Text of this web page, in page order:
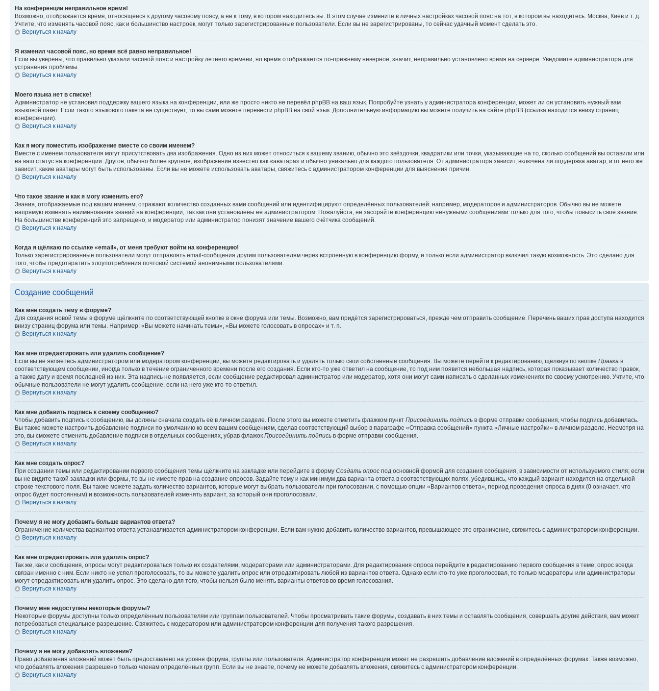
На конференции неправильное время!
Возможно, отображается время, относящееся к другому часовому поясу, а не к тому, в котором находитесь вы. В этом случае измените в личных настройках часовой пояс на тот, в котором вы находитесь: Москва, Киев и т. д.
Учтите, что изменять часовой пояс, как и большинство настроек, могут только зарегистрированные пользователи. Если вы не зарегистрированы, то сейчас удачный момент сделать это.
Вернуться к началу
Я изменил часовой пояс, но время всё равно неправильное!
Если вы уверены, что правильно указали часовой пояс и настройку летнего времени, но время отображается по-прежнему неверное, значит, неправильно установлено время на сервере. Уведомите администратора для
устранения проблемы.
Вернуться к началу
Моего языка нет в списке!
Администратор не установил поддержку вашего языка на конференции, или же просто никто не перевёл phpBB на ваш язык. Попробуйте узнать у администратора конференции, может ли он установить нужный вам
языковой пакет. Если такого языкового пакета не существует, то вы сами можете перевести phpBB на свой язык. Дополнительную информацию вы можете получить на сайте phpBB (ссылка находится внизу страниц
конференции).
Вернуться к началу
Как я могу поместить изображение вместе со своим именем?
Вместе с именем пользователя могут присутствовать два изображения. Одно из них может относиться к вашему званию, обычно это звёздочки, квадратики или точки, указывающие на то, сколько сообщений вы оставили или
на ваш статус на конференции. Другое, обычно более крупное, изображение известно как «аватара» и обычно уникально для каждого пользователя. От администратора зависит, включена ли поддержка аватар, и от него же
зависит, какие аватары могут быть использованы. Если вы не можете использовать аватары, свяжитесь с администратором конференции для выяснения причин.
Вернуться к началу
Что такое звание и как я могу изменить его?
Звания, отображаемые под вашим именем, отражают количество созданных вами сообщений или идентифицируют определённых пользователей: например, модераторов и администраторов. Обычно вы не можете
напрямую изменять наименования званий на конференции, так как они установлены её администратором. Пожалуйста, не засоряйте конференцию ненужными сообщениями только для того, чтобы повысить своё звание.
На большинстве конференций это запрещено, и модератор или администратор понизят значение вашего счётчика сообщений.
Вернуться к началу
Когда я щёлкаю по ссылке «email», от меня требуют войти на конференцию!
Только зарегистрированные пользователи могут отправлять email-сообщения другим пользователям через встроенную в конференцию форму, и только если администратор включил такую возможность. Это сделано для
того, чтобы предотвратить злоупотребления почтовой системой анонимными пользователями.
Вернуться к началу
Создание сообщений
Как мне создать тему в форуме?
Для создания новой темы в форуме щёлкните по соответствующей кнопке в окне форума или темы. Возможно, вам придётся зарегистрироваться, прежде чем отправить сообщение. Перечень ваших прав доступа находится
внизу страниц форума или темы. Например: «Вы можете начинать темы», «Вы можете голосовать в опросах» и т. п.
Вернуться к началу
Как мне отредактировать или удалить сообщение?
Если вы не являетесь администратором или модератором конференции, вы можете редактировать и удалять только свои собственные сообщения. Вы можете перейти к редактированию, щёлкнув по кнопке Правка в
соответствующем сообщении, иногда только в течение ограниченного времени после его создания. Если кто-то уже ответил на сообщение, то под ним появится небольшая надпись, которая показывает количество правок,
а также дату и время последней из них. Эта надпись не появляется, если сообщение редактировал администратор или модератор, хотя они могут сами написать о сделанных изменениях по своему усмотрению. Учтите, что
обычные пользователи не могут удалить сообщение, если на него уже кто-то ответил.
Вернуться к началу
Как мне добавить подпись к своему сообщению?
Чтобы добавить подпись к сообщению, вы должны сначала создать её в личном разделе. После этого вы можете отметить флажком пункт Присоединить подпись в форме отправки сообщения, чтобы подпись добавилась.
Вы также можете настроить добавление подписи по умолчанию ко всем вашим сообщениям, сделав соответствующий выбор в параграфе «Отправка сообщений» пункта «Личные настройки» в личном разделе. Несмотря на
это, вы сможете отменить добавление подписи в отдельных сообщениях, убрав флажок Присоединить подпись в форме отправки сообщения.
Вернуться к началу
Как мне создать опрос?
При создании темы или редактировании первого сообщения темы щёлкните на закладке или перейдите в форму Создать опрос под основной формой для создания сообщения, в зависимости от используемого стиля; если
вы не видите такой закладки или формы, то вы не имеете прав на создание опросов. Задайте тему и как минимум два варианта ответа в соответствующих полях, убедившись, что каждый вариант находится на отдельной
строке текстового поля. Вы также можете задать количество вариантов, которые могут выбрать пользователи при голосовании, с помощью опции «Вариантов ответа», период проведения опроса в днях (0 означает, что
опрос будет постоянным) и возможность пользователей изменять вариант, за который они проголосовали.
Вернуться к началу
Почему я не могу добавить больше вариантов ответа?
Ограничение количества вариантов ответа устанавливается администратором конференции. Если вам нужно добавить количество вариантов, превышающее это ограничение, свяжитесь с администратором конференции.
Вернуться к началу
Как мне отредактировать или удалить опрос?
Так же, как и сообщения, опросы могут редактироваться только их создателями, модераторами или администраторами. Для редактирования опроса перейдите к редактированию первого сообщения в теме; опрос всегда
связан именно с ним. Если никто не успел проголосовать, то вы можете удалить опрос или отредактировать любой из вариантов ответа. Однако если кто-то уже проголосовал, то только модераторы или администраторы
могут отредактировать или удалить опрос. Это сделано для того, чтобы нельзя было менять варианты ответов во время голосования.
Вернуться к началу
Почему мне недоступны некоторые форумы?
Некоторые форумы доступны только определённым пользователям или группам пользователей. Чтобы просматривать такие форумы, создавать в них темы и оставлять сообщения, совершать другие действия, вам может
потребоваться специальное разрешение. Свяжитесь с модератором или администратором конференции для получения такого разрешения.
Вернуться к началу
Почему я не могу добавлять вложения?
Право добавления вложений может быть предоставлено на уровне форума, группы или пользователя. Администратор конференции может не разрешить добавление вложений в определённых форумах. Также возможно,
что добавлять вложения разрешено только членам определённых групп. Если вы не знаете, почему не можете добавлять вложения, свяжитесь с администратором конференции.
Вернуться к началу